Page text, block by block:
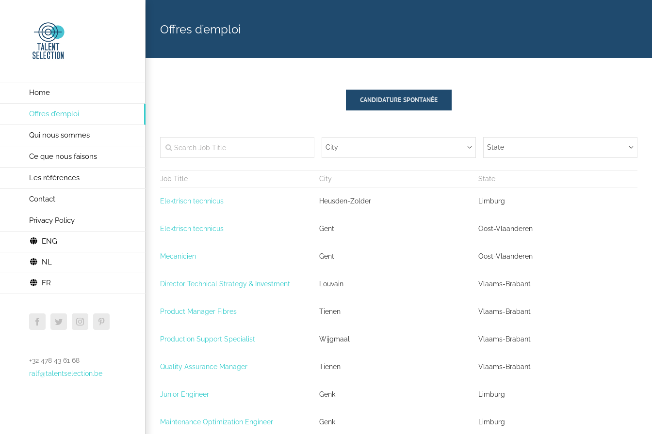
Home
Offres d’emploi
Qui nous sommes
Ce que nous faisons
Les références
Contact
Privacy Policy
ENG
NL
FR
FacebookTwitterInstagramPinterest
+32 478 43 61 68
ralf@talentselection.be
Offres d’emploi
CANDIDATURE SPONTANÉE
City State
Job Title City State
Elektrisch technicus Heusden-Zolder Limburg
Elektrisch technicus Gent Oost-Vlaanderen
Mecanicien Gent Oost-Vlaanderen
Director Technical Strategy & Investment Louvain Vlaams-Brabant
Product Manager Fibres Tienen Vlaams-Brabant
Production Support Specialist Wijgmaal Vlaams-Brabant
Quality Assurance Manager Tienen Vlaams-Brabant
Junior Engineer Genk Limburg
Maintenance Optimization Engineer Genk Limburg